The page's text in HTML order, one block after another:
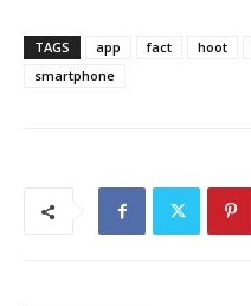
TAGS app fact hoot
smartphone